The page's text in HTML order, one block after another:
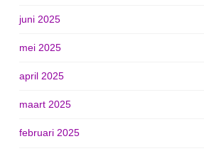
juni 2025
mei 2025
april 2025
maart 2025
februari 2025